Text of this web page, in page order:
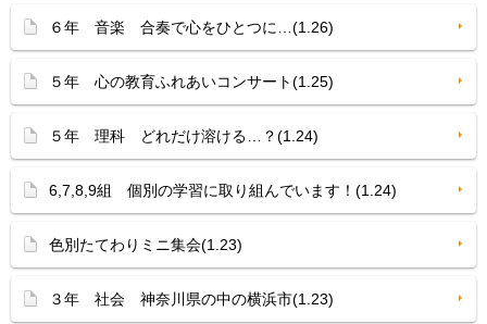
６年 音楽 合奏で心をひとつに…(1.26)
５年 心の教育ふれあいコンサート(1.25)
５年 理科 どれだけ溶ける…？(1.24)
6,7,8,9組 個別の学習に取り組んでいます！(1.24)
色別たてわりミニ集会(1.23)
３年 社会 神奈川県の中の横浜市(1.23)